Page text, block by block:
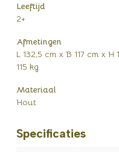
Leeftijd
2+
Afmetingen
L 132,5 cm x B 117 cm x H
115 kg
Materiaal
Hout
Specificaties